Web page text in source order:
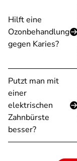
Hilft eine
Ozonbehandlung
gegen Karies?
Putzt man mit
einer
elektrischen
Zahnbürste
besser?